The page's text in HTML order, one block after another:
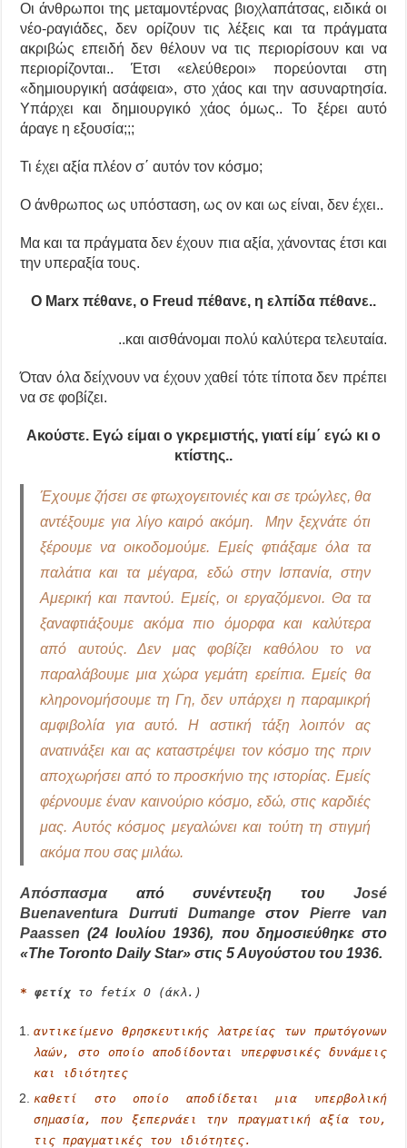
Οι άνθρωποι της μεταμοντέρνας βιοχλαπάτσας, ειδικά οι
νέο-ραγιάδες, δεν ορίζουν τις λέξεις και τα πράγματα
ακριβώς επειδή δεν θέλουν να τις περιορίσουν και να
περιορίζονται.. Έτσι «ελεύθεροι» πορεύονται στη
«δημιουργική ασάφεια», στο χάος και την ασυναρτησία.
Υπάρχει και δημιουργικό χάος όμως.. Το ξέρει αυτό
άραγε η εξουσία;;;
Τι έχει αξία πλέον σ΄ αυτόν τον κόσμο;
Ο άνθρωπος ως υπόσταση, ως ον και ως είναι, δεν έχει..
Μα και τα πράγματα δεν έχουν πια αξία, χάνοντας έτσι και
την υπεραξία τους.
Ο Marx πέθανε, ο Freud πέθανε, η ελπίδα πέθανε..
..και αισθάνομαι πολύ καλύτερα τελευταία.
Όταν όλα δείχνουν να έχουν χαθεί τότε τίποτα δεν πρέπει
να σε φοβίζει.
Ακούστε. Εγώ είμαι ο γκρεμιστής, γιατί είμ΄ εγώ κι ο
κτίστης..
Έχουμε ζήσει σε φτωχογειτονιές και σε τρώγλες, θα
αντέξουμε για λίγο καιρό ακόμη.
Μην ξεχνάτε ότι
ξέρουμε να οικοδομούμε. Εμείς φτιάξαμε όλα τα
παλάτια και τα μέγαρα, εδώ στην Ισπανία, στην
Αμερική και παντού. Εμείς, οι εργαζόμενοι. Θα τα
ξαναφτιάξουμε ακόμα πιο όμορφα και καλύτερα
από αυτούς. Δεν μας φοβίζει καθόλου το να
παραλάβουμε μια χώρα γεμάτη ερείπια. Εμείς θα
κληρονομήσουμε τη Γη, δεν υπάρχει η παραμικρή
αμφιβολία για αυτό. Η αστική τάξη λοιπόν ας
ανατινάξει και ας καταστρέψει τον κόσμο της πριν
αποχωρήσει από το προσκήνιο της ιστορίας. Εμείς
φέρνουμε έναν καινούριο κόσμο, εδώ, στις καρδιές
μας. Αυτός κόσμος μεγαλώνει και τούτη τη στιγμή
ακόμα που σας μιλάω.
Απόσπασμααπό συνέντευξη του José
Buenaventura Durruti DumangeστονPierre van
Paassen (24 Ιουλίου 1936), που δημοσιεύθηκε στο
«The Toronto Daily Star» στις 5 Αυγούστου του 1936.
*φετίχ το fetíx Ο (άκλ.)
αντικείμενο θρησκευτικής λατρείας των πρωτόγονων
λαών, στο οποίο αποδίδονται υπερφυσικές δυνάμεις
και ιδιότητες
καθετί στο οποίο αποδίδεται μια υπερβολική
σημασία, που ξεπερνάει την πραγματική αξία του,
τις πραγματικές του ιδιότητες.